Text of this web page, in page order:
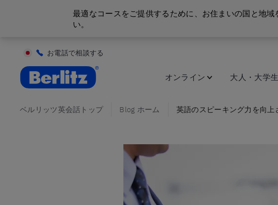
最適なコースをご提供するために、お住まいの国と地域
い。
お電話で相談する
英会話教室と語学スクール | ベルリッツ
オンライン 大人・大学生
ベルリッツ英会話トップ Blog ホーム 英語のスピーキング力を向